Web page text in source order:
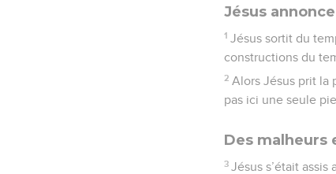
Jésus
1 Jésus sortit du
constructions du
2 Alors Jésus prit la
pas ici une seule
Des malheurs
3 Jésus s’était